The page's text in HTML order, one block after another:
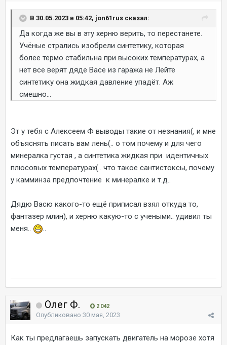
В 30.05.2023 в 05:42, jon61rus сказал:
Да когда же вы в эту херню верить, то перестанете.
Учёные стрались изобрели синтетику, которая
более термо стабильна при высоких температурах, а
нет все верят дяде Васе из гаража не Лейте
синтетику она жидкая давление упадёт. Аж
смешно...
Эт у тебя с Алексеем Ф выводы такие от незнания(, и мне
объяснять писать вам лень(.. о том почему и для чего
минералка густая , а синтетика жидкая при идентичных
плюсовых температурах(.. что такое сантистоксы, почему
у камминза предпочтение к минералке и т.д..
Дядю Васю какого-то ещё приписал взял откуда то,
фантазер млин), и херню какую-то с учеными.. удивил ты
меня..
..
Олег Ф. 2 042
Опубликовано 30 мая, 2023
Как ты предлагаешь запускать двигатель на морозе хотя